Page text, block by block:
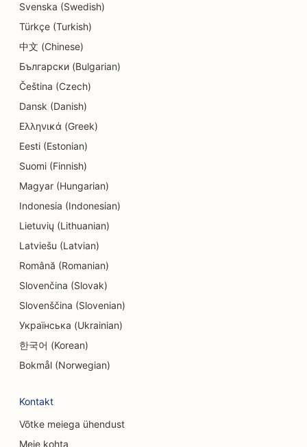
SEO söögikohtadele
SEO hariduse ja lastehoiuteenuste jaoks
SEO Donut kauplustele
SEO elektrikele
SEO keemilise puhastuse jaoks
SEO inseneribüroodele
SEO endodontidele
SEO meelelahutuse ja vaba aja veetmise jaoks
SEO põgenemistubade jaoks
EO etniliste restoranide jaoks
SEO põllumajandusettevõtetest toidukohti
pakkuvatele restoranidele
SEO finantsplaneerijatele
Svenska (Swedish)
Türkçe (Turkish)
中文 (Chinese)
Български (Bulgarian)
Čeština (Czech)
Dansk (Danish)
Ελληνικά (Greek)
Eesti (Estonian)
Suomi (Finnish)
Magyar (Hungarian)
Indonesia (Indonesian)
Lietuvių (Lithuanian)
Latviešu (Latvian)
Română (Romanian)
Slovenčina (Slovak)
Slovenščina (Slovenian)
Українська (Ukrainian)
한국어 (Korean)
Bokmål (Norwegian)
Kontakt
Võtke meiega ühendust
Meie kohta